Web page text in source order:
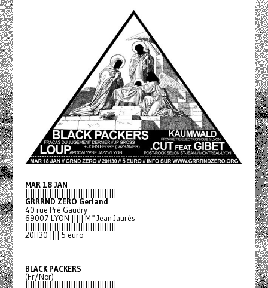
MAR 18 JAN
GRRRND ZERO Gerland
40 rue Pré Gaudry
69007 LYON ||||| M° Jean Jaurès
20H30 |||| 5 euro
BLACK PACKERS
(Fr/Nor)